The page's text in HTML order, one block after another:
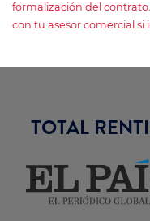
formalización del
con tu asesor comercial
TOTAL